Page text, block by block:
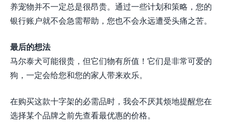
养宠物并不一定总是很昂贵。通过一些计划和策略，您的
银行账户就不会急需帮助，您也不会永远遭受头痛之苦。
最后的想法
马尔泰犬可能很贵，但它们物有所值！它们是非常可爱的
狗，一定会给您和您的家人带来欢乐。
在购买这款十字架的必需品时，我会不厌其烦地提醒您在
选择某个品牌之前先查看最优惠的价格。